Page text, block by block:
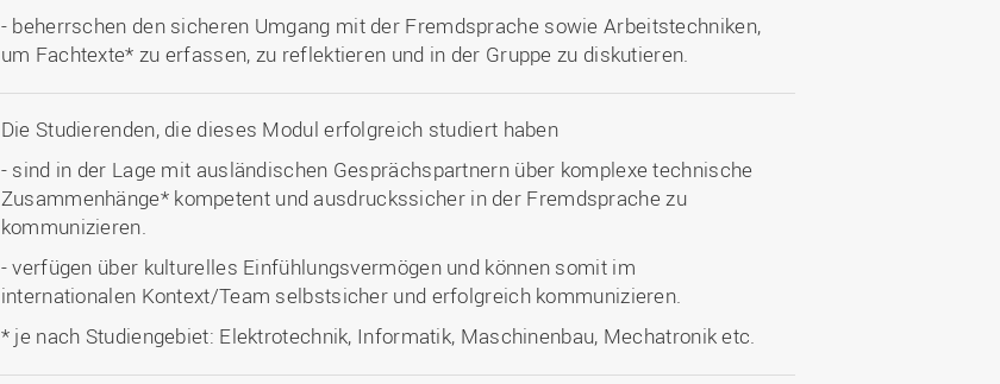
- beherrschen den sicheren Umgang mit der Fremdsprache sowie Arbeitstechniken,
um Fachtexte* zu erfassen, zu reflektieren und in der Gruppe zu diskutieren.
Die Studierenden, die dieses Modul erfolgreich studiert haben
- sind in der Lage mit ausländischen Gesprächspartnern über komplexe technische
Zusammenhänge* kompetent und ausdruckssicher in der Fremdsprache zu
kommunizieren.
- verfügen über kulturelles Einfühlungsvermögen und können somit im
internationalen Kontext/Team selbstsicher und erfolgreich kommunizieren.
* je nach Studiengebiet: Elektrotechnik, Informatik, Maschinenbau, Mechatronik etc.